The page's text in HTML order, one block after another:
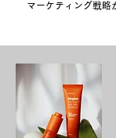
マーケティング戦略